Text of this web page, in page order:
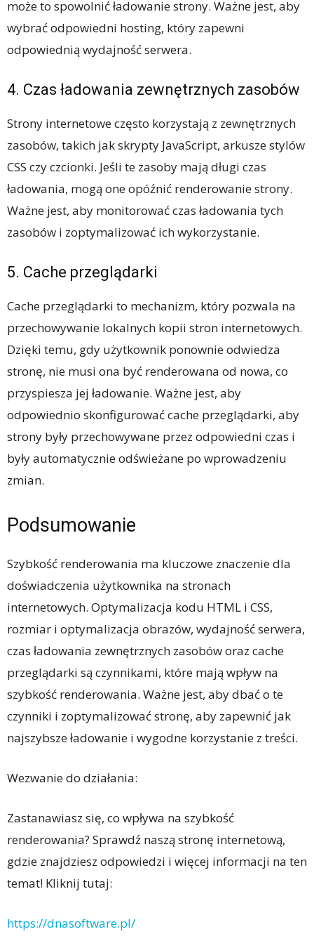
może to spowolnić ładowanie strony. Ważne jest, aby
wybrać odpowiedni hosting, który zapewni
odpowiednią wydajność serwera.
4. Czas ładowania zewnętrznych zasobów
Strony internetowe często korzystają z zewnętrznych
zasobów, takich jak skrypty JavaScript, arkusze stylów
CSS czy czcionki. Jeśli te zasoby mają długi czas
ładowania, mogą one opóźnić renderowanie strony.
Ważne jest, aby monitorować czas ładowania tych
zasobów i zoptymalizować ich wykorzystanie.
5. Cache przeglądarki
Cache przeglądarki to mechanizm, który pozwala na
przechowywanie lokalnych kopii stron internetowych.
Dzięki temu, gdy użytkownik ponownie odwiedza
stronę, nie musi ona być renderowana od nowa, co
przyspiesza jej ładowanie. Ważne jest, aby
odpowiednio skonfigurować cache przeglądarki, aby
strony były przechowywane przez odpowiedni czas i
były automatycznie odświeżane po wprowadzeniu
zmian.
Podsumowanie
Szybkość renderowania ma kluczowe znaczenie dla
doświadczenia użytkownika na stronach
internetowych. Optymalizacja kodu HTML i CSS,
rozmiar i optymalizacja obrazów, wydajność serwera,
czas ładowania zewnętrznych zasobów oraz cache
przeglądarki są czynnikami, które mają wpływ na
szybkość renderowania. Ważne jest, aby dbać o te
czynniki i zoptymalizować stronę, aby zapewnić jak
najszybsze ładowanie i wygodne korzystanie z treści.
Wezwanie do działania:
Zastanawiasz się, co wpływa na szybkość
renderowania? Sprawdź naszą stronę internetową,
gdzie znajdziesz odpowiedzi i więcej informacji na ten
temat! Kliknij tutaj:
https://dnasoftware.pl/